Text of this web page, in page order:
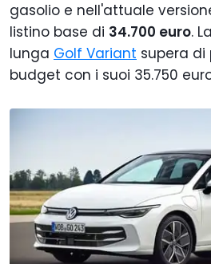
gasolio e nell'attuale
listino base di 34.700 euro.
lunga Golf Variant supera di
budget con i suoi 35.750